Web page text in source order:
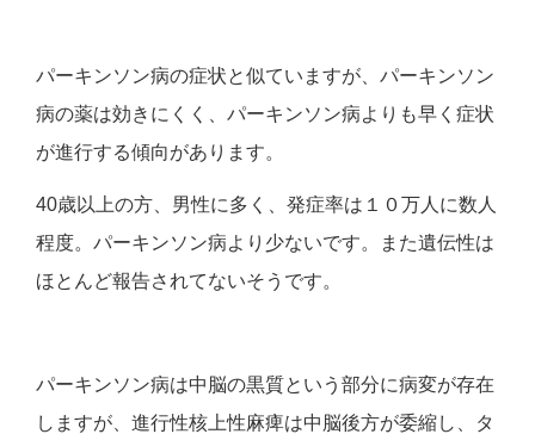
パーキンソン病の症状と似ていますが、パーキンソン
病の薬は効きにくく、パーキンソン病よりも早く症状
が進行する傾向があります。
40歳以上の方、男性に多く、発症率は１０万人に数人
程度。パーキンソン病より少ないです。また遺伝性は
ほとんど報告されてないそうです。
パーキンソン病は中脳の黒質という部分に病変が存在
しますが、進行性核上性麻痺は中脳後方が委縮し、タ